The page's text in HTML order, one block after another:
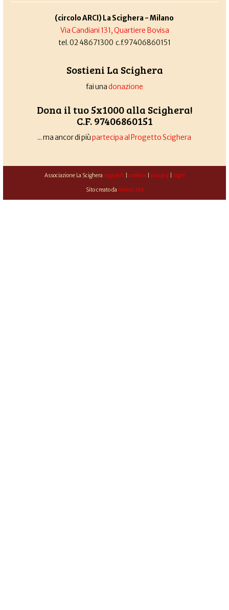
(circolo ARCI) La Scighera - Milano
Via Candiani 131, Quartiere Bovisa
tel. 02 48671300 c.f.97406860151
Sostieni La Scighera
fai unadonazione
Dona il tuo 5x1000 alla Scighera!
C.F. 97406860151
... ma ancor di piùpartecipa al Progetto Scighera
Associazione La Scighera copyleft| cookies| privacy| login
Sito creato da Alekos.net